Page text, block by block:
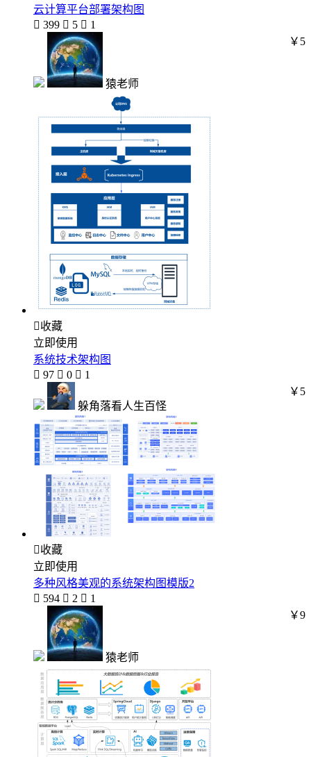
云计算平台部署架构图
 399  5  1
猿老师
￥5
收藏
立即使用
系统技术架构图
 97  0  1
躲角落看人生百怪
￥5
收藏
立即使用
多种风格美观的系统架构图模版2
 594  2  1
猿老师
￥9